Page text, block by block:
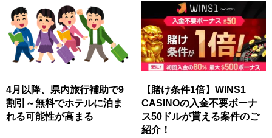
4月以降、県内旅行補助で9
割引～無料でホテルに泊ま
れる可能性が高まる
【賭け条件1倍】WINS1
CASINOの入金不要ボーナ
ス50ドルが貰える案件のご
紹介！